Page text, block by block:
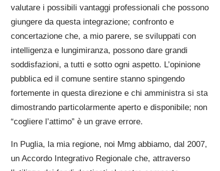
valutare i possibili vantaggi professionali che possono
giungere da questa integrazione; confronto e
concertazione che, a mio parere, se sviluppati con
intelligenza e lungimiranza, possono dare grandi
soddisfazioni, a tutti e sotto ogni aspetto. L’opinione
pubblica ed il comune sentire stanno spingendo
fortemente in questa direzione e chi amministra si sta
dimostrando particolarmente aperto e disponibile; non
“cogliere l’attimo” è un grave errore.
In Puglia, la mia regione, noi Mmg abbiamo, dal 2007,
un Accordo Integrativo Regionale che, attraverso